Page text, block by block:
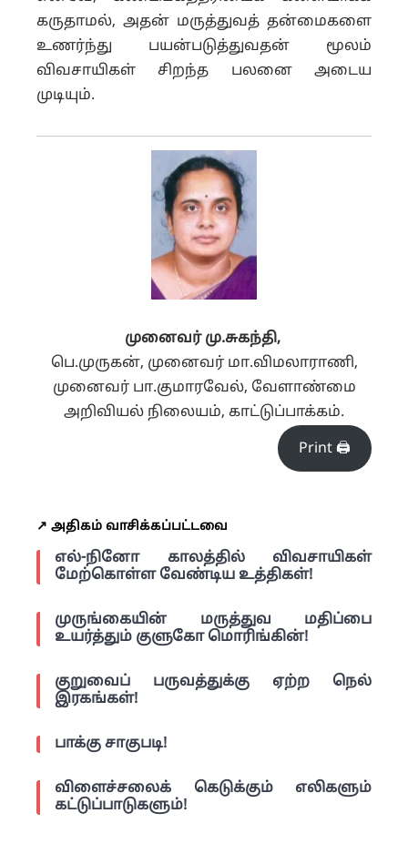
கருதாமல், அதன் மருத்துவத் தன்மைகளை
உணர்ந்து பயன்படுத்துவதன் மூலம்
விவசாயிகள் சிறந்த பலனை அடைய
முடியும்.
முனைவர் மு.சுகந்தி,
பெ.முருகன், முனைவர் மா.விமலாராணி,
முனைவர் பா.குமாரவேல், வேளாண்மை
அறிவியல் நிலையம், காட்டுப்பாக்கம்.
Print 🖨
↗️ அதிகம் வாசிக்கப்பட்டவை
எல்-நினோ காலத்தில் விவசாயிகள்
மேற்கொள்ள வேண்டிய உத்திகள்!
முருங்கையின் மருத்துவ மதிப்பை
உயர்த்தும் குளுகோ மொரிங்கின்!
குறுவைப் பருவத்துக்கு ஏற்ற நெல்
இரகங்கள்!
பாக்கு சாகுபடி!
விளைச்சலைக் கெடுக்கும் எலிகளும்
கட்டுப்பாடுகளும்!